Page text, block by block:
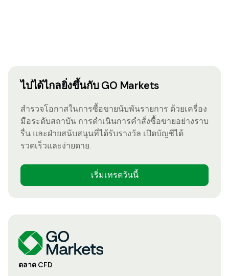
ไปได้ไกลยิ่งขึ้นกับ GO Markets
สำรวจโอกาสในการซื้อขายนับพันรายการ ด้วยเครื่อง
มือระดับสถาบัน การดำเนินการคำสั่งซื้อขายอย่างราบ
รื่น และฝ่ายสนับสนุนที่ได้รับรางวัล เปิดบัญชีได้
รวดเร็วและง่ายดาย.
เริ่มเทรดวันนี้
ตลาด CFD